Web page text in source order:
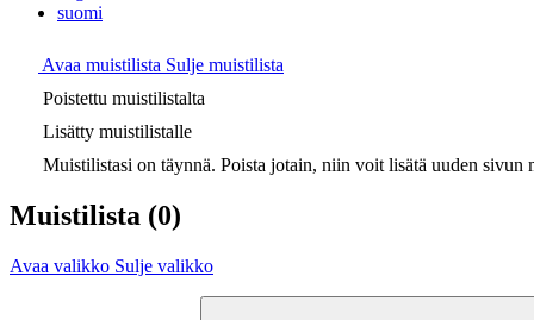
suomi
Avaa muistilista Sulje muistilista
Poistettu muistilistalta
Lisätty muistilistalle
Muistilistasi on täynnä. Poista jotain, niin voit lisätä uuden sivun
Muistilista (0)
Avaa valikko Sulje valikko